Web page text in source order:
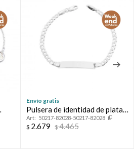
Envío gratis
Pulsera de identidad de plata
925.50217-82028-50217-82028
$ 2.679 $4.465